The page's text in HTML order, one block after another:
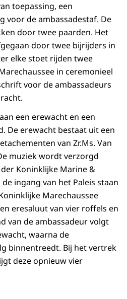
toepassing, een
voor de ambassadestaf. De
door twee paarden. Het
door twee bijrijders in
elke stoet rijden twee
in ceremonieel
voor de ambassadeurs
een erewacht en een
De erewacht bestaat uit een
van Zr.Ms. Van
muziek wordt verzorgd
Koninklijke Marine &
ingang van het Paleis staan
Marechaussee
eresaluut van vier roffels en
van de ambassadeur volgt
waarna de
binnentreedt. Bij het vertrek
deze opnieuw vier